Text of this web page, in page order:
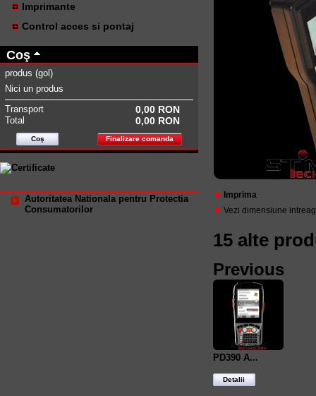
Imprimante
Control acces si pontaj
Coş
produs (gol)
Nici un produs
Transport
0,00 RON
Total 0,00 RON
Coş Finalizare comanda
Autoritatea Nationala pentru Protectia
Consumatorilor
Imprima
Vezi dimensiune
15 alte
Previous
PD390 A...
Detalii